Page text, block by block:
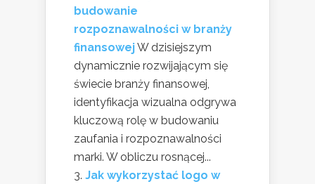
budowanie
rozpoznawalności w branży
finansowejW dzisiejszym
dynamicznie rozwijającym się
świecie branży finansowej,
identyfikacja wizualna odgrywa
kluczową rolę w budowaniu
zaufania i rozpoznawalności
marki. W obliczu rosnącej...
Jak wykorzystać logo w